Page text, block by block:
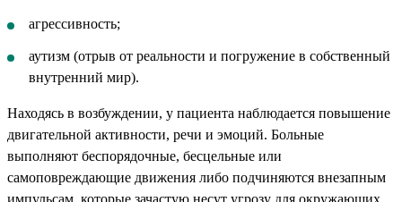
агрессивность;
аутизм (отрыв от реальности и погружение в собственный
внутренний мир).
Находясь в возбуждении, у пациента наблюдается повышение
двигательной активности, речи и эмоций. Больные
выполняют беспорядочные, бесцельные или
самоповреждающие движения либо подчиняются внезапным
импульсам, которые зачастую несут угрозу для окружающих.